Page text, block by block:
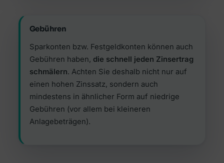
Gebühren
Sparkonten bzw. Festgeldkonten können auch
Gebühren haben, die schnell jeden Zinsertrag
schmälern. Achten Sie deshalb nicht nur auf
einen hohen Zinssatz, sondern auch
mindestens in ähnlicher Form auf niedrige
Gebühren (vor allem bei kleineren
Anlagebeträgen).